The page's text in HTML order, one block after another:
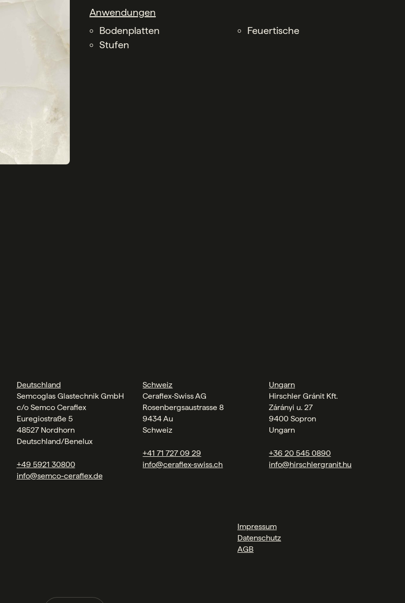
Anwendungen
Bodenplatten
Feuertische
Stufen
Deutschland
Semcoglas Glastechnik GmbH
c/o Semco Ceraflex
Euregiostraße 5
48527 Nordhorn
Deutschland/Benelux
+49 5921 30800
info@semco-ceraflex.de
Schweiz
Ceraflex‑Swiss AG
Rosenbergsaustrasse 8
9434 Au
Schweiz
+41 71 727 09 29
info@ceraflex-swiss.ch
Ungarn
Hirschler Gránit Kft.
Zárányi u. 27
9400 Sopron
Ungarn
+36 20 545 0890
info@hirschlergranit.hu
Impressum
Datenschutz
AGB